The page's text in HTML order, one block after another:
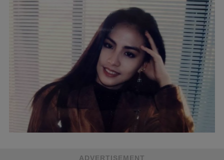
ADVERTISEMENT